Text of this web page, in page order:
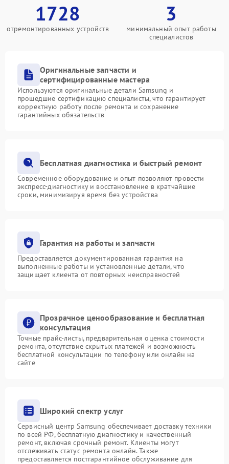
1728
отремонтированных устройств
3
минимальный опыт работы
специалистов
Оригинальные запчасти и
сертифицированные мастера
Используются оригинальные детали Samsung и
прошедшие сертификацию специалисты, что гарантирует
корректную работу после ремонта и сохранение
гарантийных обязательств
Бесплатная диагностика и быстрый ремонт
Современное оборудование и опыт позволяют провести
экспресс-диагностику и восстановление в кратчайшие
сроки, минимизируя время без устройства
Гарантия на работы и запчасти
Предоставляется документированная гарантия на
выполненные работы и установленные детали, что
защищает клиента от повторных неисправностей
Прозрачное ценообразование и бесплатная
консультация
Точные прайс-листы, предварительная оценка стоимости
ремонта, отсутствие скрытых платежей и возможность
бесплатной консультации по телефону или онлайн на
сайте
Широкий спектр услуг
Сервисный центр Samsung обеспечивает доставку техники
по всей РФ, бесплатную диагностику и качественный
ремонт, включая срочный ремонт. Клиенты могут
отслеживать статус ремонта онлайн. Также
предоставляется постгарантийное обслуживание для